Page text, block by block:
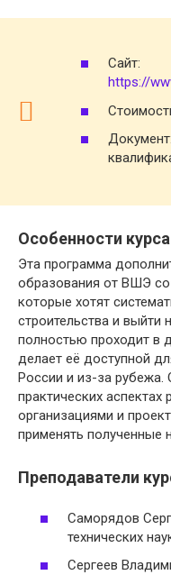
Сайт:
https://
Особенности курса
Эта программа
образования от ВШЭ
которые хотят
строительства и выйти
полностью проходит в
делает её доступной
России и из-за рубежа.
практических
организациями и
применять полученные
Преподаватели
Саморядов
технических
Сергеев